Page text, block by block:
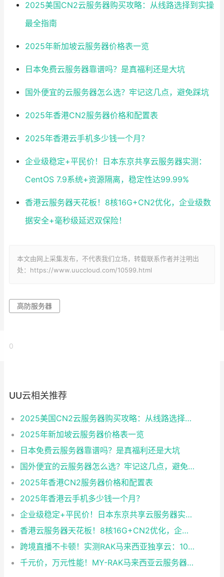
2025美国CN2云服务器购买攻略：从线路选择到实操
最全指南
2025年新加坡云服务器价格表一览
日本免费云服务器靠谱吗？是真福利还是大坑
国外便宜的云服务器怎么选？牢记这几点，避免踩坑
2025年香港CN2服务器价格和配置表
2025年香港云手机多少钱一个月？
企业级稳定+平民价！日本东京共享云服务器实测：
CentOS 7.9系统+资源隔离，稳定性达99.99%
香港云服务器天花板！8核16G+CN2优化，企业级数
据安全+毫秒级延迟双保险！
本文由网上采集发布，不代表我们立场，转载联系作者并注明出
处：https://www.uuccloud.com/10599.html
高防服务器
0
UU云相关推荐
2025美国CN2云服务器购买攻略：从线路选择到实操最全指南
2025年新加坡云服务器价格表一览
日本免费云服务器靠谱吗？是真福利还是大坑
国外便宜的云服务器怎么选？牢记这几点，避免踩坑
2025年香港CN2服务器价格和配置表
2025年香港云手机多少钱一个月？
企业级稳定+平民价！日本东京共享云服务器实测：CentOS 7.9系统+资源隔离，稳定性达99.99%
香港云服务器天花板！8核16G+CN2优化，企业级数据安全+毫秒级延迟双保险！
跨境直播不卡顿！实测RAK马来西亚独享云：1080P推流稳定，首月6折优惠中
千元价，万元性能！MY-RAK马来西亚云服务器：首月5折+免费SEO工具，中小企业出海“降本神器”